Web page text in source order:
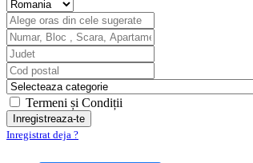
Termeni și Condiții
Inregistrat deja ?